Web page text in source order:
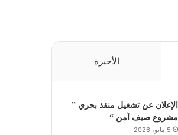
الأخيرة
الإعلان عن تشغيل منقذ بحري ”
مشروع صيف آمن “
5 مايو، 2026